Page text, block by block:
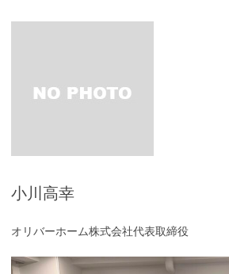
小川高幸
オリバーホーム株式会社代表取締役